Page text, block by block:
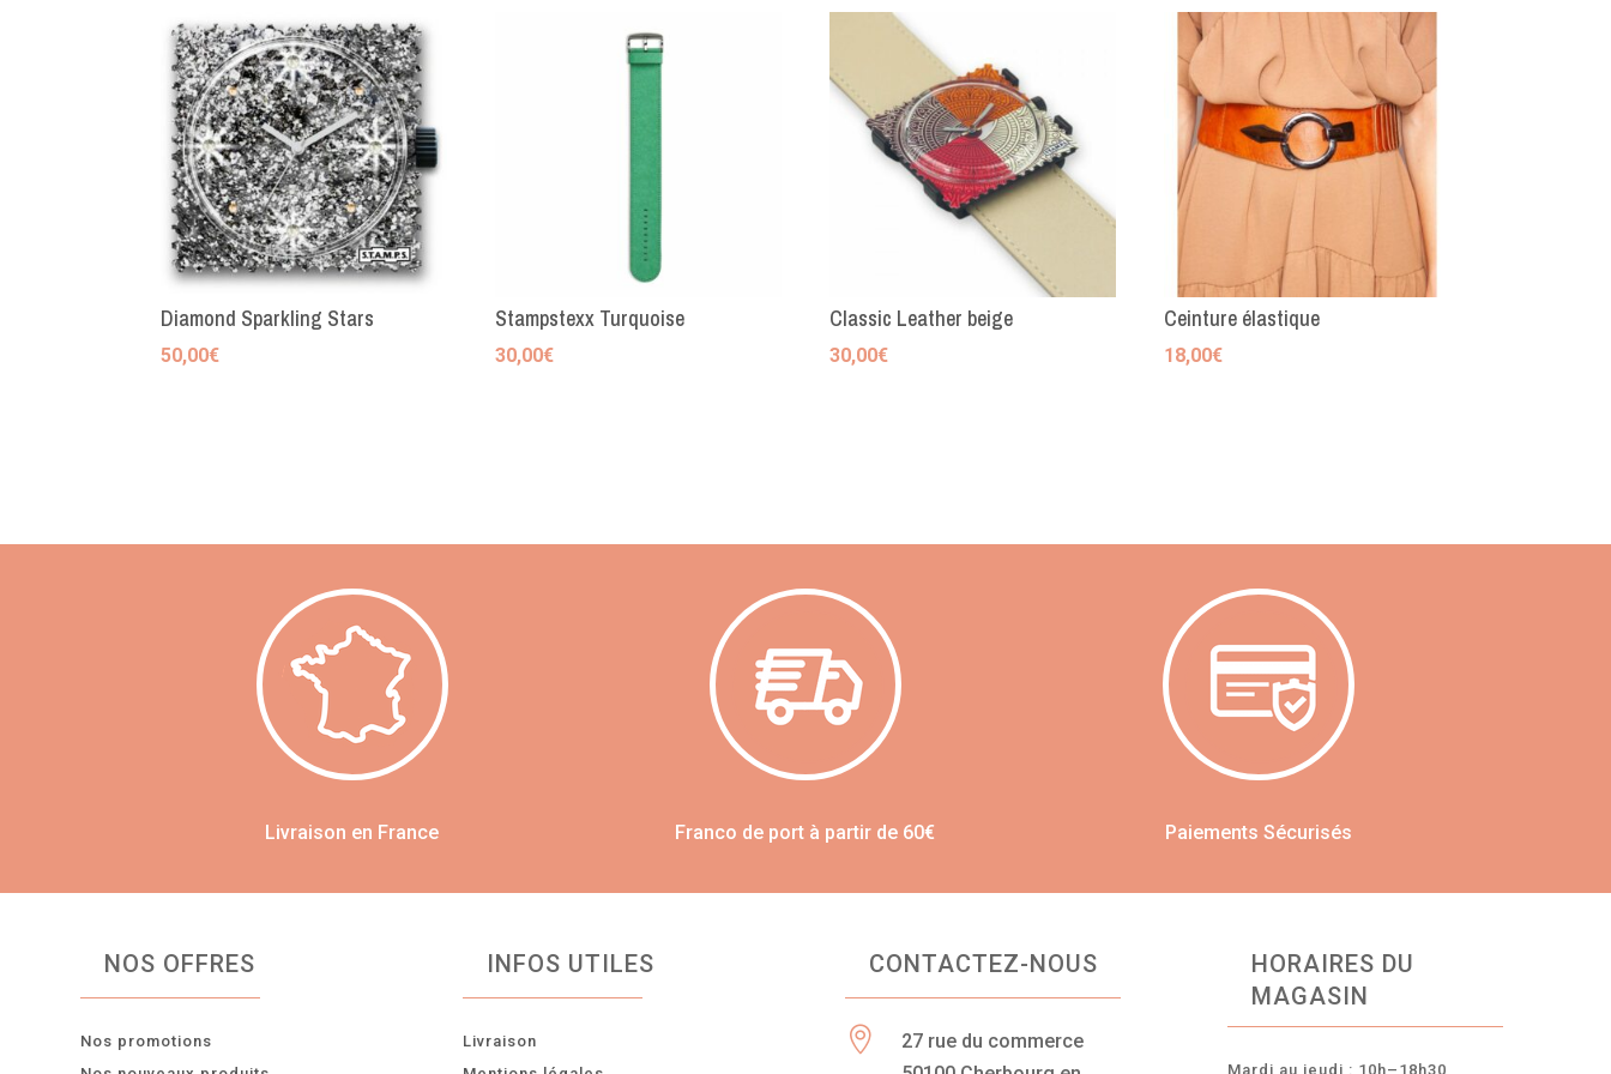
Diamond Sparkling Stars
50,00€
Stampstexx Turquoise
30,00€
Classic Leather beige
30,00€
Ceinture élastique
18,00€
Livraison en France Franco de port à partir de 60€ Paiements Sécurisés
NOS OFFRES
Nos promotions
INFOS UTILES
Livraison
CONTACTEZ-NOUS

27 rue du commerce
HORAIRES DU
MAGASIN
Mardi au jeudi : 10h–18h30